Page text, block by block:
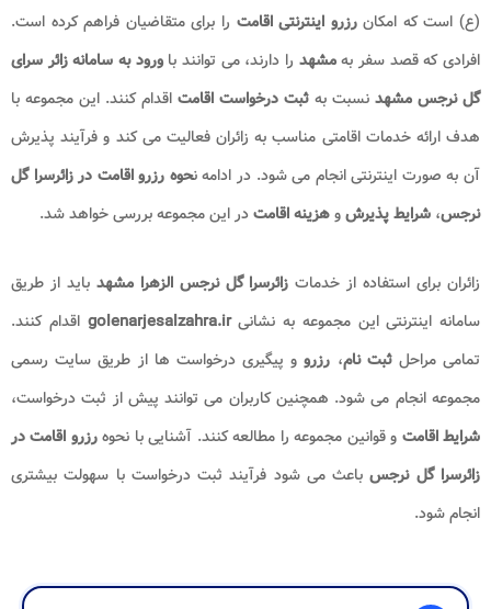
(ع) است که امکانرزرو اینترنتی اقامت را برای متقاضیان فراهم کرده است.
افرادی که قصد سفر بهمشهد را دارند، می توانند باورود به سامانه زائر سرای
گل نرجس مشهد نسبت به ثبت درخواست اقامت اقدام کنند. این مجموعه با
هدف ارائه خدمات اقامتی مناسب به زائران فعالیت می کند و فرآیند پذیرش
آن به صورت اینترنتی انجام می شود. در ادامه نحوه رزرو اقامت در زائرسرا گل
نرجس، شرایط پذیرشوهزینه اقامتدر این مجموعه بررسی خواهد شد.
زائران برای استفاده از خدمات زائرسرا گل نرجس الزهرا مشهد باید از طریق
سامانه اینترنتی این مجموعه به نشانیgolenarjesalzahra.ir اقدام کنند.
تمامی مراحلثبت نام، رزرو و پیگیری درخواست ها از طریق سایت رسمی
مجموعه انجام می شود. همچنین کاربران می توانند پیش از ثبت درخواست،
شرایط اقامت و قوانین مجموعه را مطالعه کنند. آشنایی با نحوهرزرو اقامت در
زائرسرا گل نرجسباعث می شود فرآیند ثبت درخواست با سهولت بیشتری
انجام شود.